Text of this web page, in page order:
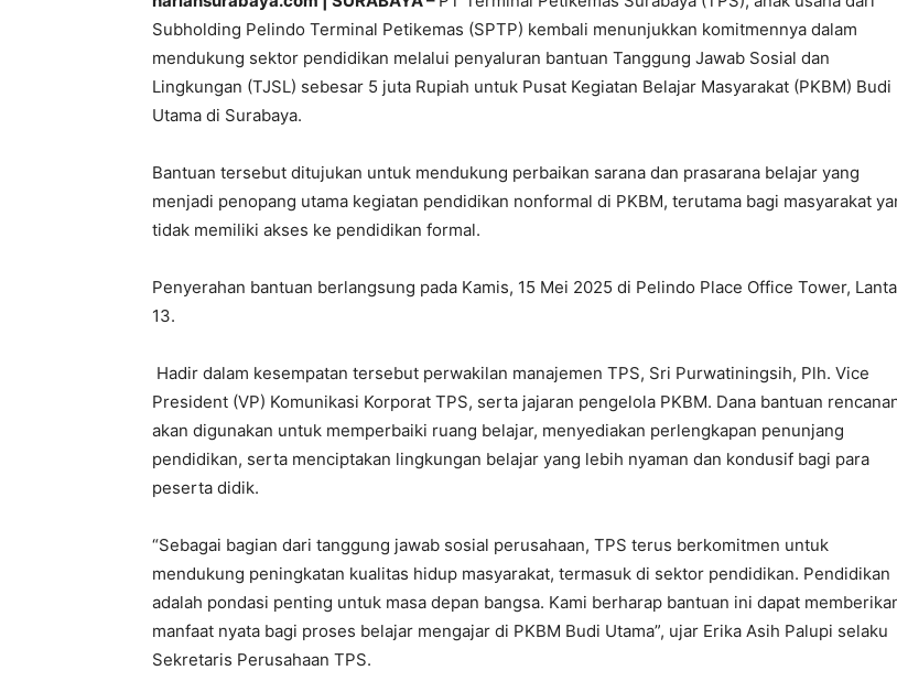
Subholding Pelindo Terminal Petikemas (SPTP) kembali menunjukkan komitmennya dalam
mendukung sektor pendidikan melalui penyaluran bantuan Tanggung Jawab Sosial dan
Lingkungan (TJSL) sebesar 5 juta Rupiah untuk Pusat Kegiatan Belajar Masyarakat (PKBM) Budi
Utama di Surabaya.
Bantuan tersebut ditujukan untuk mendukung perbaikan sarana dan prasarana belajar yang
menjadi penopang utama kegiatan pendidikan nonformal di PKBM, terutama bagi masyarakat
tidak memiliki akses ke pendidikan formal.
Penyerahan bantuan berlangsung pada Kamis, 15 Mei 2025 di Pelindo Place Office Tower,
13.
Hadir dalam kesempatan tersebut perwakilan manajemen TPS, Sri Purwatiningsih, Plh. Vice
President (VP) Komunikasi Korporat TPS, serta jajaran pengelola PKBM. Dana bantuan
akan digunakan untuk memperbaiki ruang belajar, menyediakan perlengkapan penunjang
pendidikan, serta menciptakan lingkungan belajar yang lebih nyaman dan kondusif bagi para
peserta didik.
“Sebagai bagian dari tanggung jawab sosial perusahaan, TPS terus berkomitmen untuk
mendukung peningkatan kualitas hidup masyarakat, termasuk di sektor pendidikan. Pendidikan
adalah pondasi penting untuk masa depan bangsa. Kami berharap bantuan ini dapat
manfaat nyata bagi proses belajar mengajar di PKBM Budi Utama”, ujar Erika Asih Palupi selaku
Sekretaris Perusahaan TPS.